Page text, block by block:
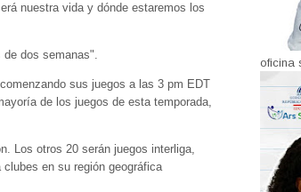
nuestra vida y dónde estaremos los
dos semanas".
sus juegos a las 3 pm EDT
de los juegos de esta temporada,
Los otros 20 serán juegos interliga,
en su región geográfica
oficina